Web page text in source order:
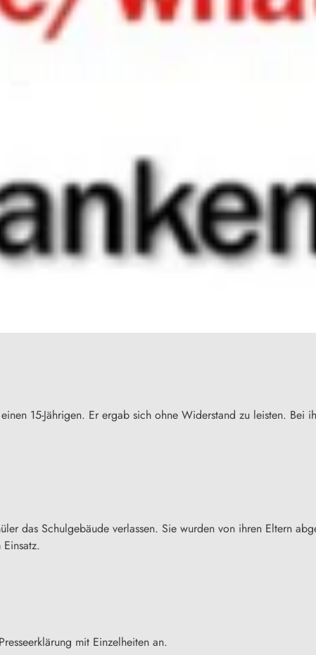
15-Jährigen. Er ergab sich ohne Widerstand zu leisten.
das Schulgebäude verlassen. Sie wurden von ihren Eltern
mit Einzelheiten an.